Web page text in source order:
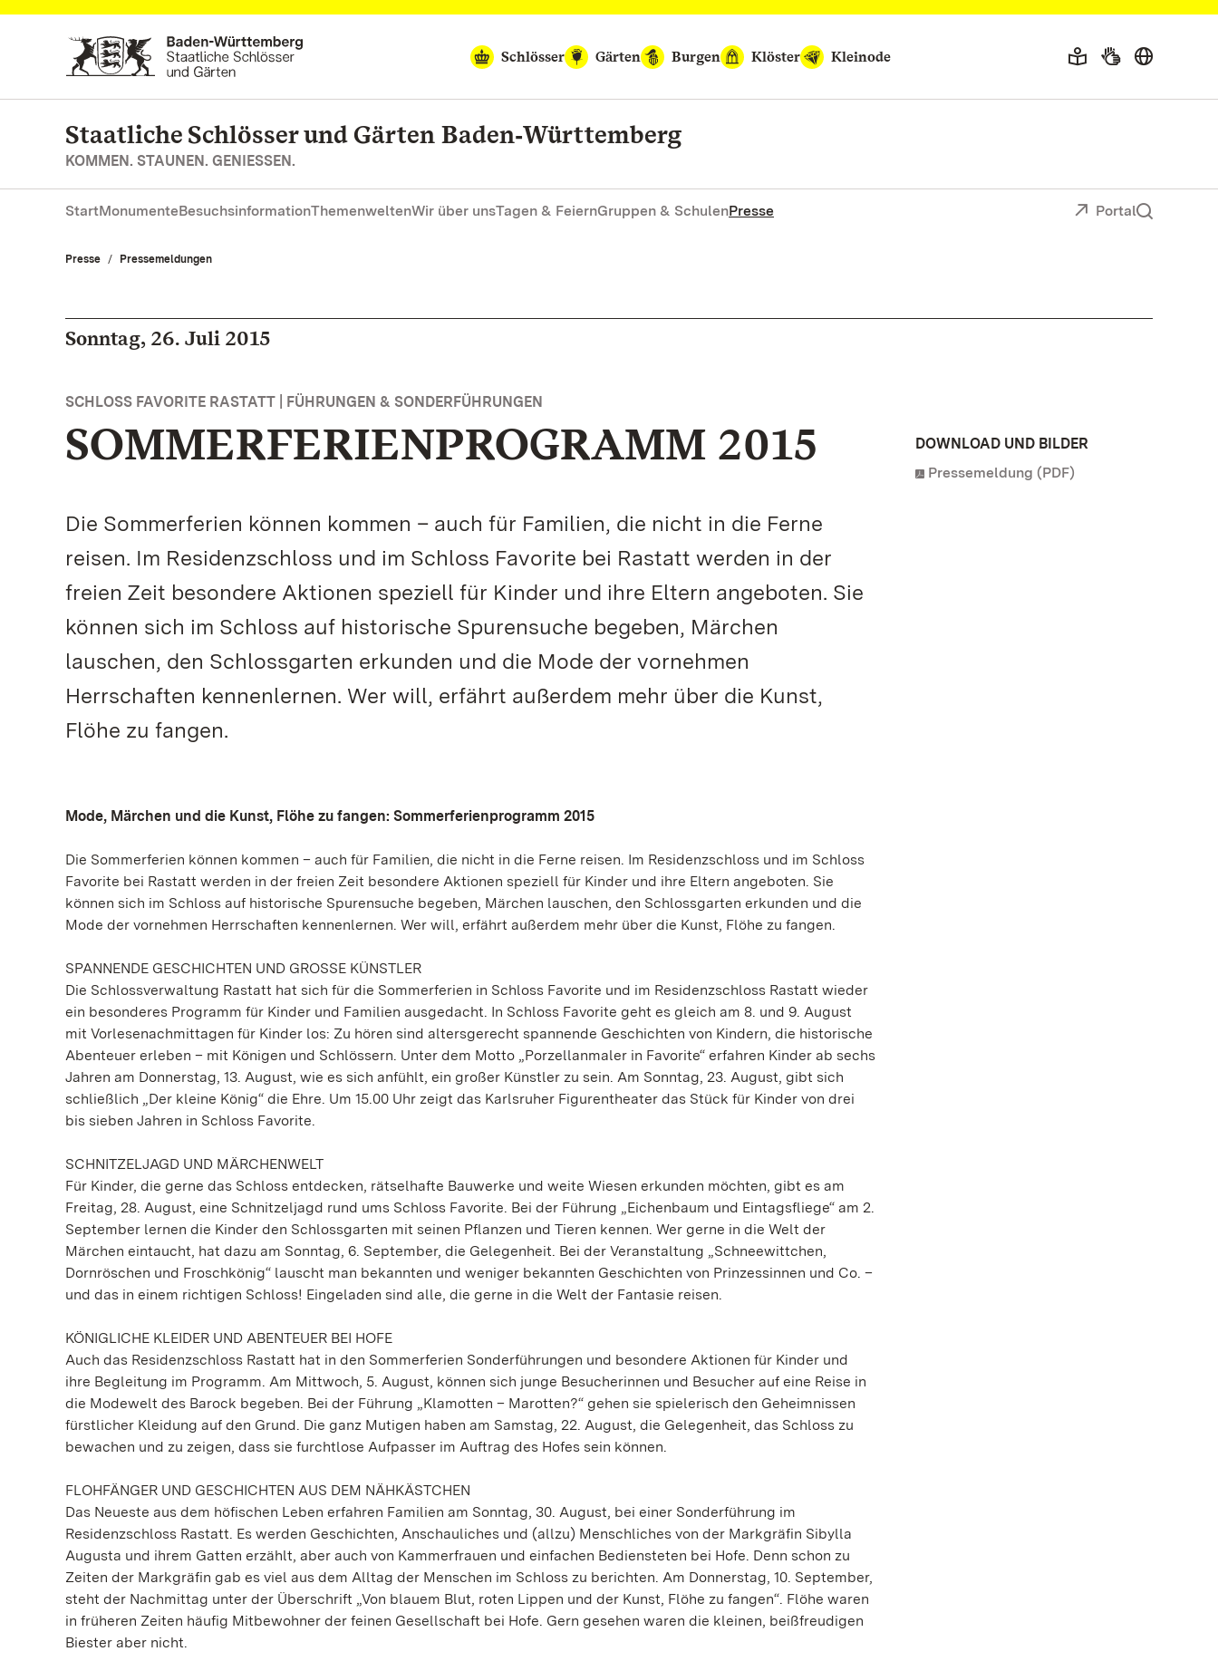
Zum Hauptinhalt springen
Schlösser
Gärten Burgen Klöster Kleinode
Staatliche Schlösser und Gärten Baden‑Württemberg
KOMMEN. STAUNEN. GENIESSEN.
StartMonumenteBesuchsinformationThemenweltenWir über unsTagen & FeiernGruppen & SchulenPresse Portal
Presse Pressemeldungen
Sonntag, 26. Juli 2015
SCHLOSS FAVORITE RASTATT | FÜHRUNGEN & SONDERFÜHRUNGEN
SOMMERFERIENPROGRAMM 2015
Die Sommerferien können kommen – auch für Familien, die nicht in die Ferne
reisen. Im Residenzschloss und im Schloss Favorite bei Rastatt werden in der
freien Zeit besondere Aktionen speziell für Kinder und ihre Eltern angeboten. Sie
können sich im Schloss auf historische Spurensuche begeben, Märchen
lauschen, den Schlossgarten erkunden und die Mode der vornehmen
Herrschaften kennenlernen. Wer will, erfährt außerdem mehr über die Kunst,
Flöhe zu fangen.
Mode, Märchen und die Kunst, Flöhe zu fangen: Sommerferienprogramm 2015
Die Sommerferien können kommen – auch für Familien, die nicht in die Ferne reisen. Im Residenzschloss und im Schloss
Favorite bei Rastatt werden in der freien Zeit besondere Aktionen speziell für Kinder und ihre Eltern angeboten. Sie
können sich im Schloss auf historische Spurensuche begeben, Märchen lauschen, den Schlossgarten erkunden und die
Mode der vornehmen Herrschaften kennenlernen. Wer will, erfährt außerdem mehr über die Kunst, Flöhe zu fangen.
SPANNENDE GESCHICHTEN UND GROSSE KÜNSTLER
Die Schlossverwaltung Rastatt hat sich für die Sommerferien in Schloss Favorite und im Residenzschloss Rastatt wieder
ein besonderes Programm für Kinder und Familien ausgedacht. In Schloss Favorite geht es gleich am 8. und 9. August
mit Vorlesenachmittagen für Kinder los: Zu hören sind altersgerecht spannende Geschichten von Kindern, die historische
Abenteuer erleben – mit Königen und Schlössern. Unter dem Motto „Porzellanmaler in Favorite“ erfahren Kinder ab sechs
Jahren am Donnerstag, 13. August, wie es sich anfühlt, ein großer Künstler zu sein. Am Sonntag, 23. August, gibt sich
schließlich „Der kleine König“ die Ehre. Um 15.00 Uhr zeigt das Karlsruher Figurentheater das Stück für Kinder von drei
bis sieben Jahren in Schloss Favorite.
SCHNITZELJAGD UND MÄRCHENWELT
Für Kinder, die gerne das Schloss entdecken, rätselhafte Bauwerke und weite Wiesen erkunden möchten, gibt es am
Freitag, 28. August, eine Schnitzeljagd rund ums Schloss Favorite. Bei der Führung „Eichenbaum und Eintagsfliege“ am 2.
September lernen die Kinder den Schlossgarten mit seinen Pflanzen und Tieren kennen. Wer gerne in die Welt der
Märchen eintaucht, hat dazu am Sonntag, 6. September, die Gelegenheit. Bei der Veranstaltung „Schneewittchen,
Dornröschen und Froschkönig“ lauscht man bekannten und weniger bekannten Geschichten von Prinzessinnen und Co. –
und das in einem richtigen Schloss! Eingeladen sind alle, die gerne in die Welt der Fantasie reisen.
KÖNIGLICHE KLEIDER UND ABENTEUER BEI HOFE
Auch das Residenzschloss Rastatt hat in den Sommerferien Sonderführungen und besondere Aktionen für Kinder und
ihre Begleitung im Programm. Am Mittwoch, 5. August, können sich junge Besucherinnen und Besucher auf eine Reise in
die Modewelt des Barock begeben. Bei der Führung „Klamotten – Marotten?“ gehen sie spielerisch den Geheimnissen
fürstlicher Kleidung auf den Grund. Die ganz Mutigen haben am Samstag, 22. August, die Gelegenheit, das Schloss zu
bewachen und zu zeigen, dass sie furchtlose Aufpasser im Auftrag des Hofes sein können.
FLOHFÄNGER UND GESCHICHTEN AUS DEM NÄHKÄSTCHEN
Das Neueste aus dem höfischen Leben erfahren Familien am Sonntag, 30. August, bei einer Sonderführung im
Residenzschloss Rastatt. Es werden Geschichten, Anschauliches und (allzu) Menschliches von der Markgräfin Sibylla
Augusta und ihrem Gatten erzählt, aber auch von Kammerfrauen und einfachen Bediensteten bei Hofe. Denn schon zu
Zeiten der Markgräfin gab es viel aus dem Alltag der Menschen im Schloss zu berichten. Am Donnerstag, 10. September,
steht der Nachmittag unter der Überschrift „Von blauem Blut, roten Lippen und der Kunst, Flöhe zu fangen“. Flöhe waren
in früheren Zeiten häufig Mitbewohner der feinen Gesellschaft bei Hofe. Gern gesehen waren die kleinen, beißfreudigen
Biester aber nicht.
DOWNLOAD UND BILDER
Pressemeldung (PDF)